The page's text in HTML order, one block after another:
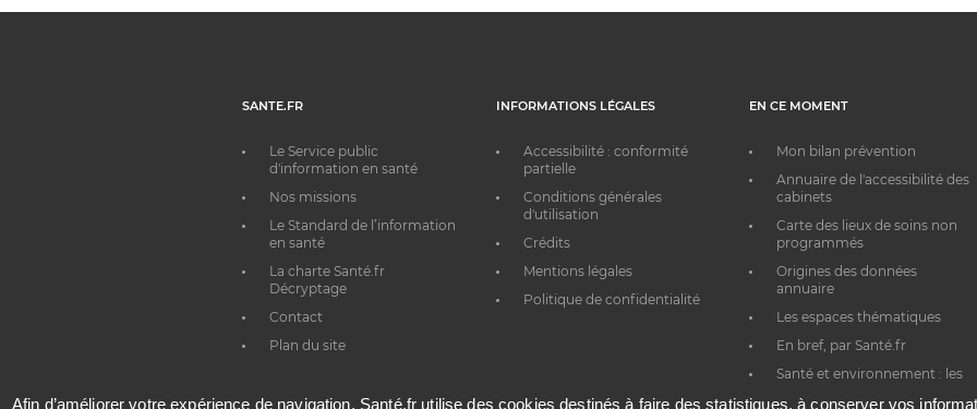
SANTE.FR
Le Service public
d'information en santé
Nos missions
Le Standard de l’information
en santé
La charte Santé.fr
Décryptage
Contact
Plan du site
INFORMATIONS LÉGALES
Accessibilité : conformité
partielle
Conditions générales
d'utilisation
Crédits
Mentions légales
Politique de confidentialité
EN CE MOMENT
Mon bilan prévention
Annuaire de l'accessibilité des
cabinets
Carte des lieux de soins non
programmés
Origines des données
annuaire
Les espaces thématiques
En bref, par Santé.fr
Santé et environnement : les
Afin d’améliorer votre expérience de navigation, Santé.fr utilise des cookies destinés à faire des statistiques, à conserver vos